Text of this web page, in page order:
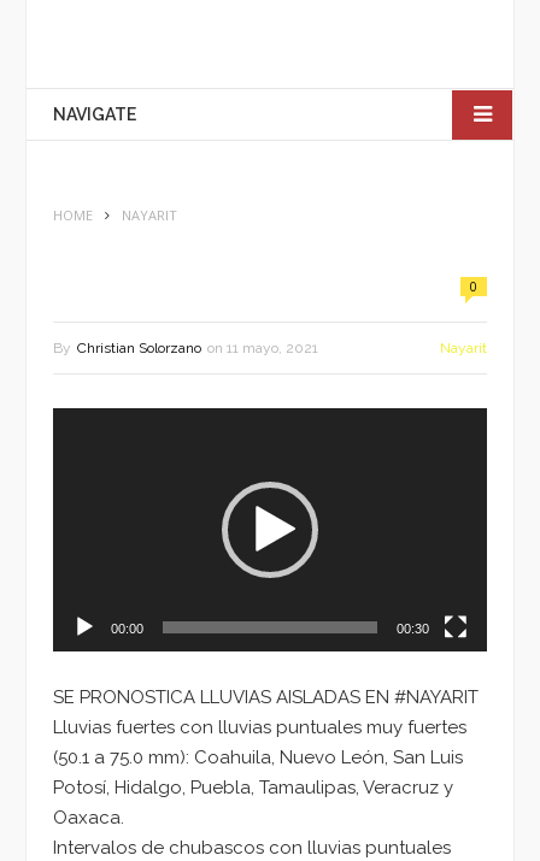
NAVIGATE
HOME NAYARIT
0
By Christian Solorzano on 11 mayo, 2021 Nayarit
00:00 00:30
SE PRONOSTICA LLUVIAS AISLADAS EN #NAYARIT
Lluvias fuertes con lluvias puntuales muy fuertes
(50.1 a 75.0 mm): Coahuila, Nuevo León, San Luis
Potosí, Hidalgo, Puebla, Tamaulipas, Veracruz y
Oaxaca.
Intervalos de chubascos con lluvias puntuales